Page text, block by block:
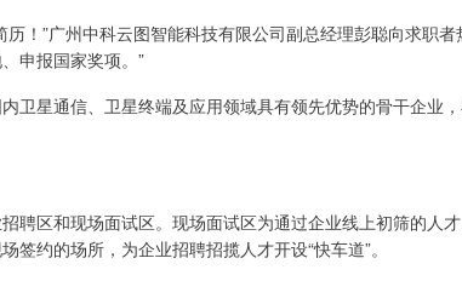
！”广州中科云图智能科技有限公司副总经理彭聪向求职者
申报国家奖项。”
卫星通信、卫星终端及应用领域具有领先优势的骨干企业
聘区和现场面试区。现场面试区为通过企业线上初筛的人
签约的场所，为企业招聘招揽人才开设“快车道”。